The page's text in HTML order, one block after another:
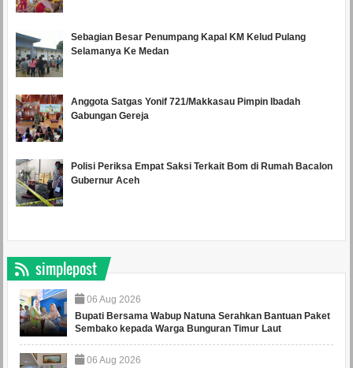
Sebagian Besar Penumpang Kapal KM Kelud Pulang
Selamanya Ke Medan
Anggota Satgas Yonif 721/Makkasau Pimpin Ibadah
Gabungan Gereja
Polisi Periksa Empat Saksi Terkait Bom di Rumah Bacalon
Gubernur Aceh
simplepost
06 Aug 2026
Bupati Bersama Wabup Natuna Serahkan Bantuan Paket
Sembako kepada Warga Bunguran Timur Laut
06 Aug 2026